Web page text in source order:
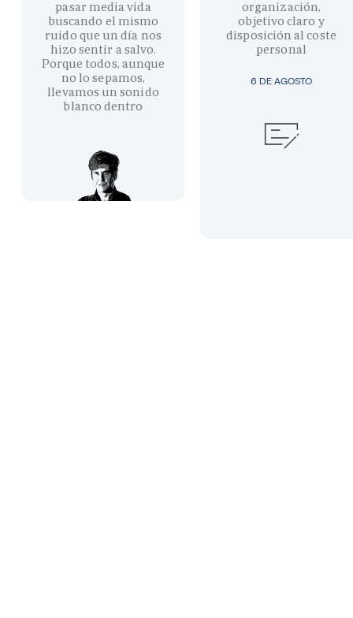
pasar media vida
buscando el mismo
ruido que un día nos
hizo sentir a salvo.
Porque todos, aunque
no lo sepamos,
llevamos un sonido
blanco dentro
6 DE AGOSTO
organización,
objetivo claro y
disposición al coste
personal